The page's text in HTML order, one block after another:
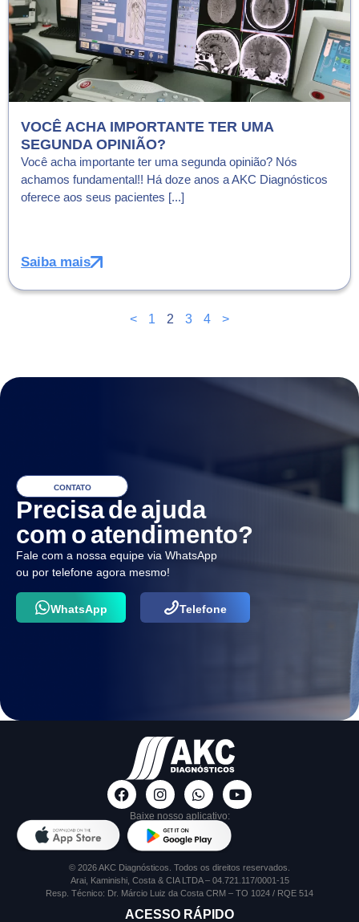
VOCÊ ACHA IMPORTANTE TER UMA
SEGUNDA OPINIÃO?
Você acha importante ter uma segunda opinião? Nós
achamos fundamental!! Há doze anos a AKC Diagnósticos
oferece aos seus pacientes [...]
Saiba mais
< 1 2 3 4 >
CONTATO
Precisa de ajuda
com o atendimento?
Fale com a nossa equipe via WhatsApp
ou por telefone agora mesmo!
WhatsApp Telefone
Baixe nosso aplicativo:
© 2026 AKC Diagnósticos. Todos os direitos reservados.
Arai, Kaminishi, Costa & CIA LTDA – 04.721.117/0001-15
Resp. Técnico: Dr. Márcio Luiz da Costa CRM – TO 1024 / RQE 514
ACESSO RÁPIDO